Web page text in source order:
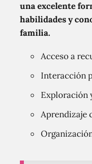
una excelente
habilidades y
familia.
Acceso a
Interacción
Exploración
Aprendizaje